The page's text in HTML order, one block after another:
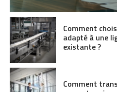
Comment
adapté à une
existante ?
Comment